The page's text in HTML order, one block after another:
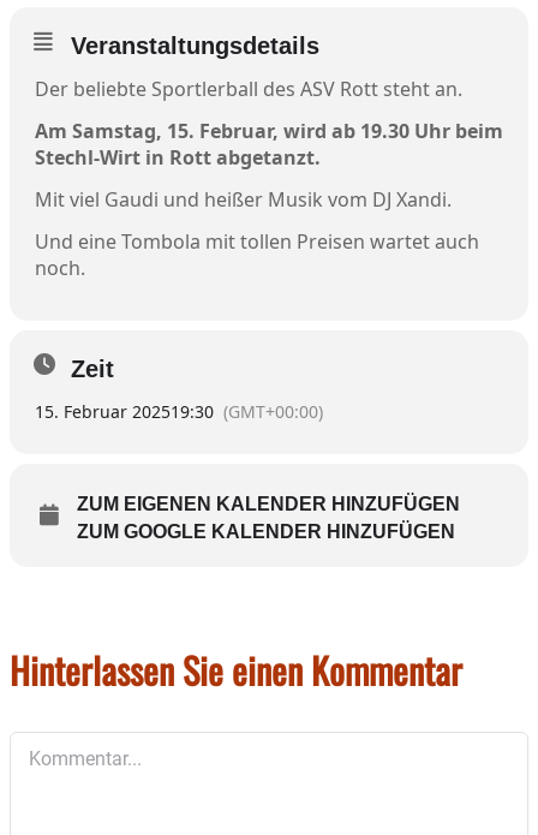
Veranstaltungsdetails
Der beliebte Sportlerball des ASV Rott steht an.
Am Samstag, 15. Februar, wird ab 19.30 Uhr beim
Stechl-Wirt in Rott abgetanzt.
Mit viel Gaudi und heißer Musik vom DJ Xandi.
Und eine Tombola mit tollen Preisen wartet auch
noch.
Zeit
15. Februar 202519:30 (GMT+00:00)
ZUM EIGENEN KALENDER HINZUFÜGEN
ZUM GOOGLE KALENDER HINZUFÜGEN
Hinterlassen Sie einen Kommentar